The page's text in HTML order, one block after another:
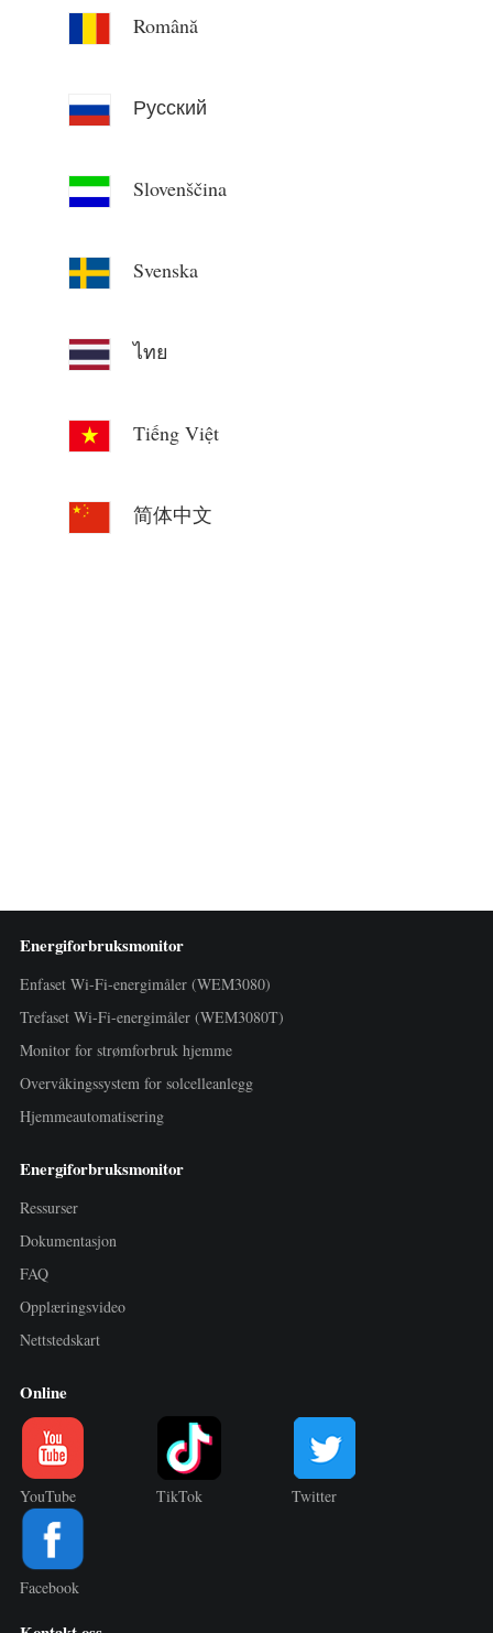
Română
Русский
Slovenščina
Svenska
ไทย
Tiếng Việt
简体中文
Energiforbruksmonitor
Enfaset Wi-Fi-energimåler (WEM3080)
Trefaset Wi-Fi-energimåler (WEM3080T)
Monitor for strømforbruk hjemme
Overvåkingssystem for solcelleanlegg
Hjemmeautomatisering
Energiforbruksmonitor
Ressurser
Dokumentasjon
FAQ
Opplæringsvideo
Nettstedskart
Online
YouTube TikTok Twitter
Facebook